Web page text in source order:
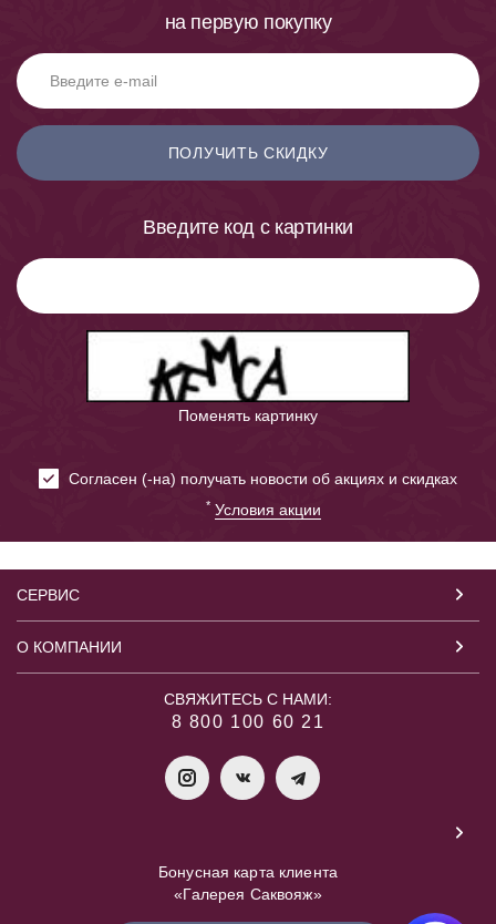
на первую покупку
ПОЛУЧИТЬ СКИДКУ
Введите код с картинки
Поменять картинку
Cогласен (-на) получать новости об акциях и скидках
* Условия акции
СЕРВИС
О КОМПАНИИ
СВЯЖИТЕСЬ С НАМИ:
8 800 100 60 21
Бонусная карта клиента
«Галерея Саквояж»